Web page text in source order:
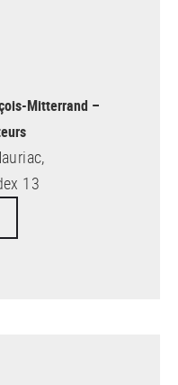
Mitterrand –
13